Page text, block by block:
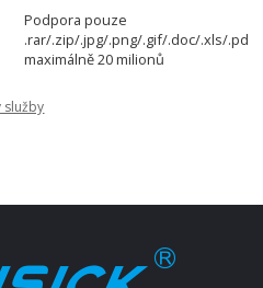
Podpora pouze
.rar/.zip/.jpg/.png/.gif/.doc/.xls/.pdf,
maximálně 20 milionů
služby